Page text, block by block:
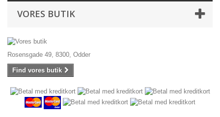
VORES BUTIK
Rosensgade 49, 8300, Odder
Find vores butik